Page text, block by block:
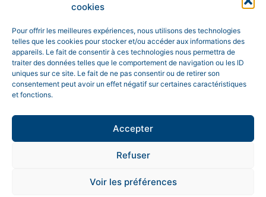
cookies
Pour offrir les meilleures expériences, nous utilisons des technologies
telles que les cookies pour stocker et/ou accéder aux informations des
appareils. Le fait de consentir à ces technologies nous permettra de
traiter des données telles que le comportement de navigation ou les ID
uniques sur ce site. Le fait de ne pas consentir ou de retirer son
consentement peut avoir un effet négatif sur certaines caractéristiques
et fonctions.
Accepter
Refuser
Voir les préférences
Contactez-nous
Mentions légales